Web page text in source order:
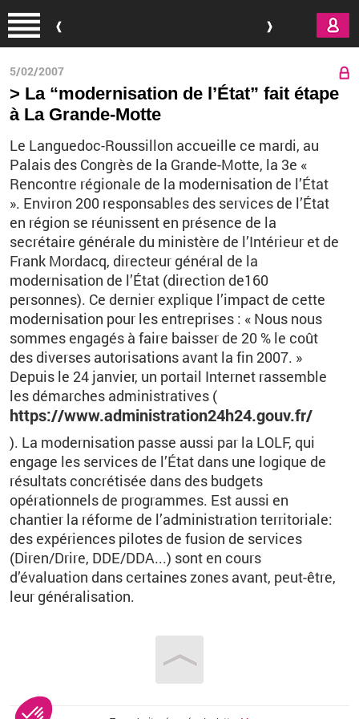
5/02/2007
> La “modernisation de l’État” fait étape
à La Grande-Motte
Le Languedoc-Roussillon accueille ce mardi, au
Palais des Congrès de la Grande-Motte, la 3e «
Rencontre régionale de la modernisation de l’État
». Environ 200 responsables des services de l’État
en région se réunissent en présence de la
secrétaire générale du ministère de l’Intérieur et de
Frank Mordacq, directeur général de la
modernisation de l’État (direction de160
personnes). Ce dernier explique l’impact de cette
modernisation pour les entreprises : « Nous nous
sommes engagés à faire baisser de 20 % le coût
des diverses autorisations avant la fin 2007. »
Depuis le 24 janvier, un portail Internet rassemble
les démarches administratives (
https://www.administration24h24.gouv.fr/
). La modernisation passe aussi par la LOLF, qui
engage les services de l’État dans une logique de
résultats concrétisée dans des budgets
opérationnels de programmes. Est aussi en
chantier la réforme de l’administration territoriale:
des expériences pilotes de fusion de services
(Diren/Drire, DDE/DDA...) sont en cours
d’évaluation dans certaines zones avant, peut-être,
leur généralisation.